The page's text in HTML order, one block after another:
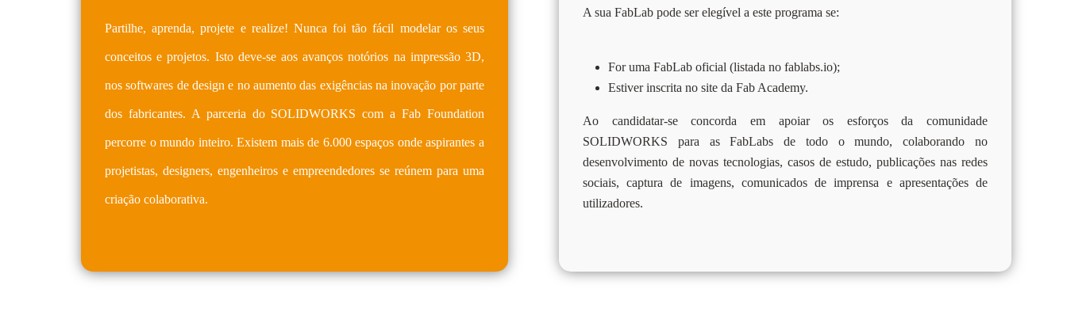
Partilhe, aprenda, projete e realize! Nunca foi tão fácil modelar os seus
conceitos e projetos. Isto deve-se aos avanços notórios na impressão 3D,
nos softwares de design e no aumento das exigências na inovação por parte
dos fabricantes. A parceria do SOLIDWORKS com a Fab Foundation
percorre o mundo inteiro. Existem mais de 6.000 espaços onde aspirantes a
projetistas, designers, engenheiros e empreendedores se reúnem para uma
criação colaborativa.
A sua FabLab pode ser elegível a este programa se:
For uma FabLab oficial (listada no fablabs.io);
Estiver inscrita no site da Fab Academy.
Ao candidatar-se concorda em apoiar os esforços da comunidade
SOLIDWORKS para as FabLabs de todo o mundo, colaborando no
desenvolvimento de novas tecnologias, casos de estudo, publicações nas redes
sociais, captura de imagens, comunicados de imprensa e apresentações de
utilizadores.